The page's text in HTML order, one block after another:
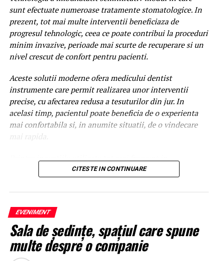
Până de curând, procesul era simplu.
Un utilizator căuta:
agenție SEO
Persoana analiza mai multe site-uri și decidea ce
companie să contacteze.
Astăzi, aceeași persoană poate întreba:
În multe situații, primul răspuns nu mai este o listă de
linkuri.
Este un răspuns generat de inteligența artificială.
sunt efectuate numeroase tratamente stomatologice. In
prezent, tot mai multe interventii beneficiaza de
progresul tehnologic, ceea ce poate contribui la proceduri
minim invazive, perioade mai scurte de recuperare si un
nivel crescut de confort pentru pacienti.
Aceste solutii moderne ofera medicului dentist
instrumente care permit realizarea unor interventii
precise, cu afectarea redusa a tesuturilor din jur. In
acelasi timp, pacientul poate beneficia de o experienta
mai confortabila si, in anumite situatii, de o vindecare
mai rapida.
stomatologie se numara laserul dentar. Exista numeroase
tehnologii. Multi pacienti au auzit despre laser dentar,
insa nu toti cunosc situatiile in care acesta poate fi
folosit si avantajele pe care le ofera.
Ce este laserul dentar si cand se foloseste in
stomatologie?
CITESTE IN CONTINUARE
EVENIMENT
Sala de ședințe, spațiul care spune
multe despre o companie